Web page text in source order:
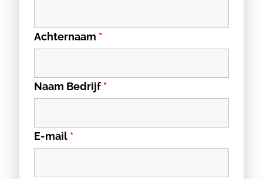
Achternaam *
Naam Bedrijf *
E-mail *